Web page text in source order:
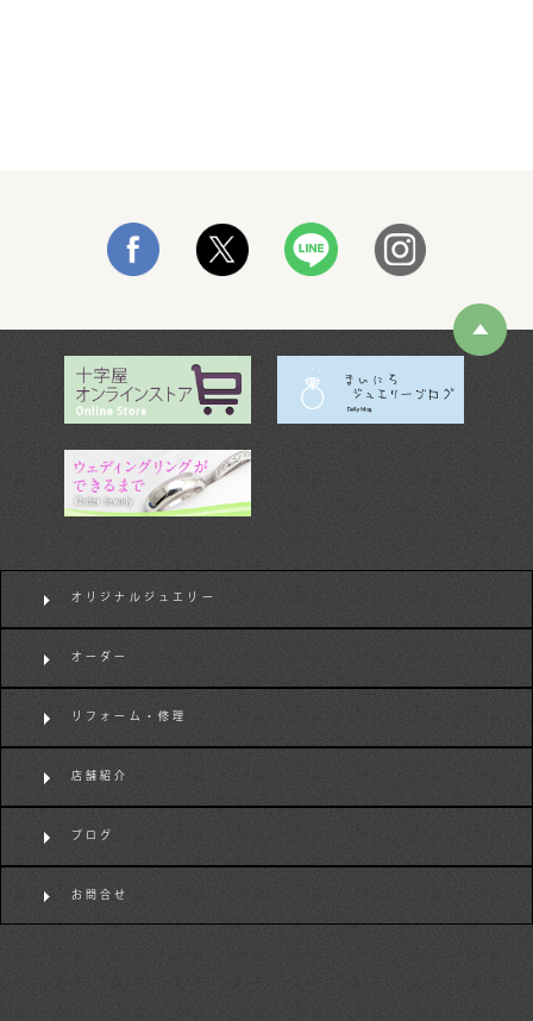
オリジナルジュエリー
オーダー
リフォーム・修理
店舗紹介
ブログ
お問合せ